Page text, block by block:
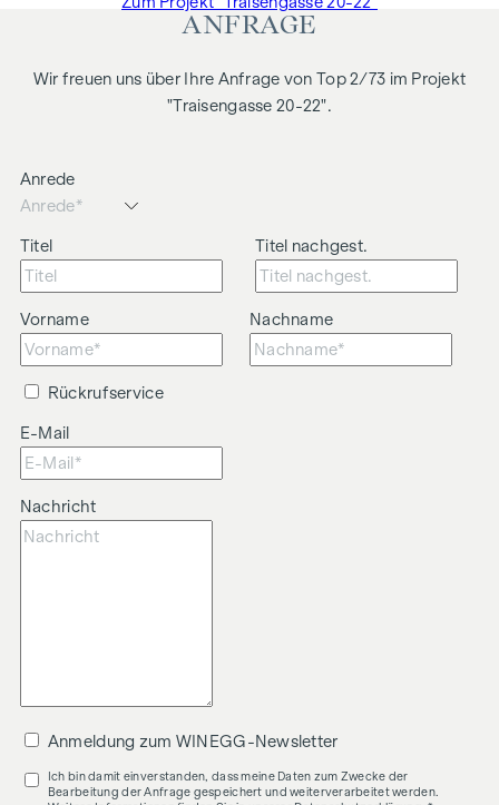
ANFRAGE
Wir freuen uns über Ihre Anfrage von Top 2/73 im Projekt
"Traisengasse 20-22".
Anrede
Titel Titel nachgest.
Vorname Nachname
Rückrufservice
E-Mail
Nachricht
Anmeldung zum WINEGG-Newsletter
Ich bin damit einverstanden, dass meine Daten zum Zwecke der
Bearbeitung der Anfrage gespeichert und weiterverarbeitet werden.